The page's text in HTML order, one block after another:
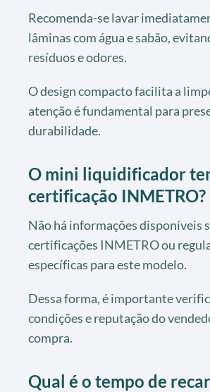
Recomenda-se lavar
lâminas com água e sabão,
resíduos e odores.
O design compacto facilita a
atenção é fundamental para
durabilidade.
O mini liquidificador
certificação INMETRO?
Não há informações disponíveis
certificações INMETRO ou
específicas para este modelo.
Dessa forma, é importante
condições e reputação do
compra.
Qual é o tempo de